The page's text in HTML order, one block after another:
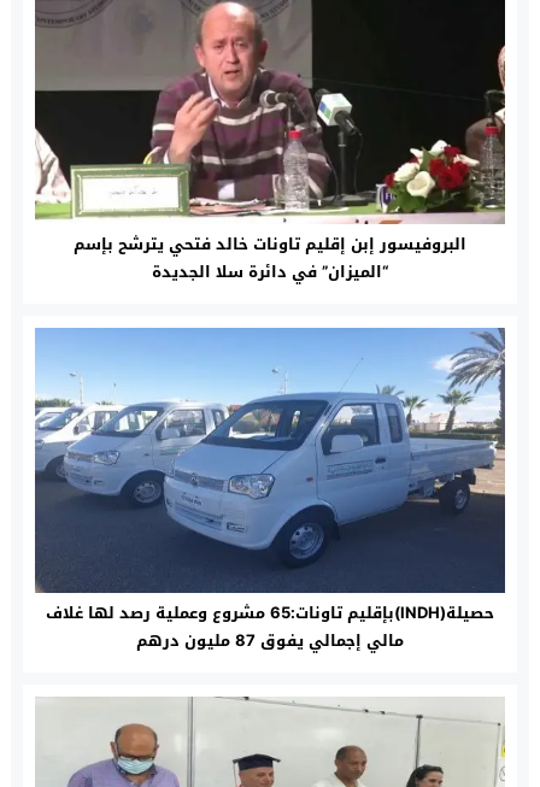
البروفيسور إبن إقليم تاونات خالد فتحي يترشح بإسم
“الميزان” في دائرة سلا الجديدة
حصيلة(INDH)بإقليم تاونات:65 مشروع وعملية رصد لها غلاف
مالي إجمالي يفوق 87 مليون درهم